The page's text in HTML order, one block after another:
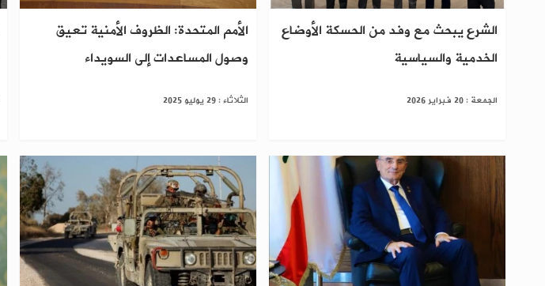
الشرع يبحث مع وفد من الحسكة الأوضاع
الخدمية والسياسية
الجمعة : 20 فبراير 2026
الأمم المتحدة: الظروف الأمنية تعيق
وصول المساعدات إلى السويداء
الثلاثاء : 29 يوليو 2025